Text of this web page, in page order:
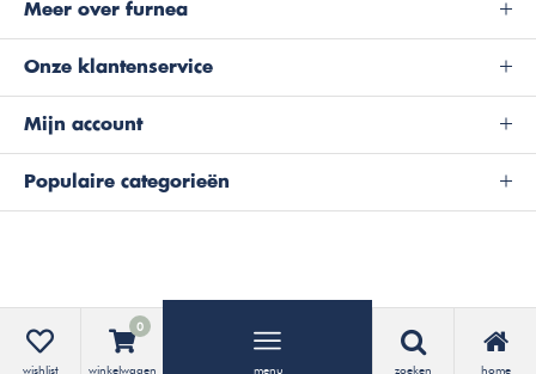
Meer over furnea
Onze klantenservice
Populaire categorieën
Mijn account
wishlist
0
winkelwagen menu zoeken home